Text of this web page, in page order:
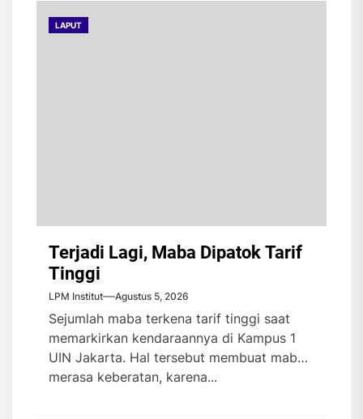
LAPUT
Terjadi Lagi, Maba Dipatok Tarif
Tinggi
LPM Institut Agustus 5, 2026
Sejumlah maba terkena tarif tinggi saat
memarkirkan kendaraannya di Kampus 1
UIN Jakarta. Hal tersebut membuat maba
merasa keberatan, karena...